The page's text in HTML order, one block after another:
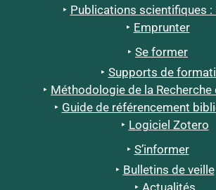
Publications scientifiques :
Emprunter
Se former
Supports de
Méthodologie de la Recherche
Guide de référencement
Logiciel Zotero
S’informer
Bulletins de veille